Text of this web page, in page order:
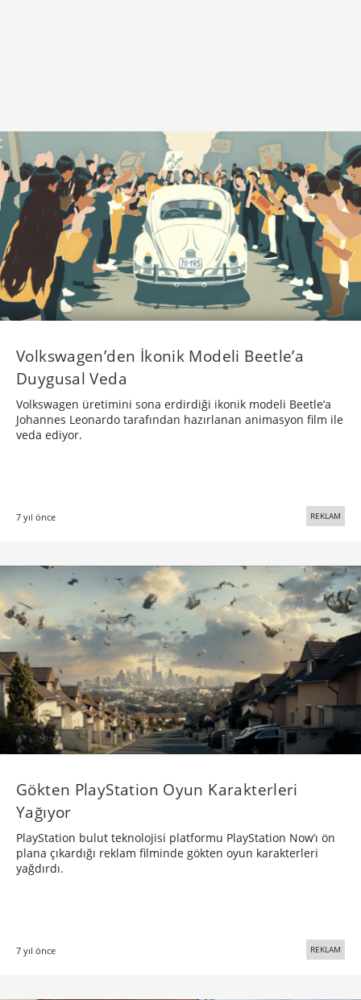
Volkswagen’den İkonik Modeli Beetle’a
Duygusal Veda
Volkswagen üretimini sona erdirdiği ikonik modeli Beetle’a
Johannes Leonardo tarafından hazırlanan animasyon film ile
veda ediyor.
7 yıl önce REKLAM
Gökten PlayStation Oyun Karakterleri
Yağıyor
PlayStation bulut teknolojisi platformu PlayStation Now’ı ön
plana çıkardığı reklam filminde gökten oyun karakterleri
yağdırdı.
7 yıl önce REKLAM